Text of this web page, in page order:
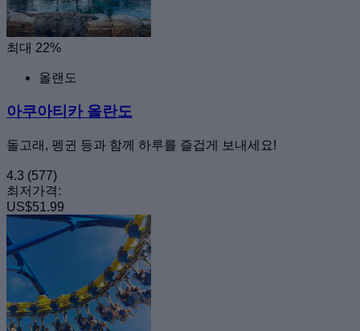
최대 22%
올랜도
아쿠아티카 올란도
돌고래, 펭귄 등과 함께 하루를 즐겁게 보내세요!
4.3 (577)
최저가격:
US$51.99